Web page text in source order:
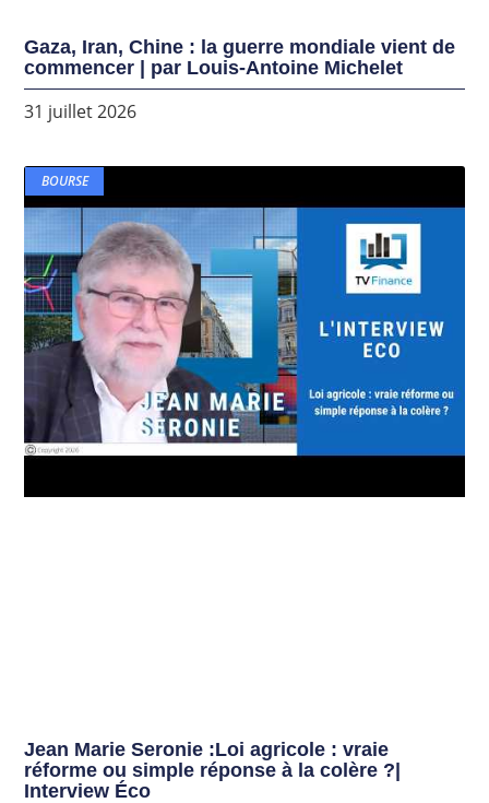
Gaza, Iran, Chine : la guerre mondiale vient de
commencer | par Louis-Antoine Michelet
31 juillet 2026
BOURSE
Jean Marie Seronie :Loi agricole : vraie
réforme ou simple réponse à la colère ?|
Interview Éco